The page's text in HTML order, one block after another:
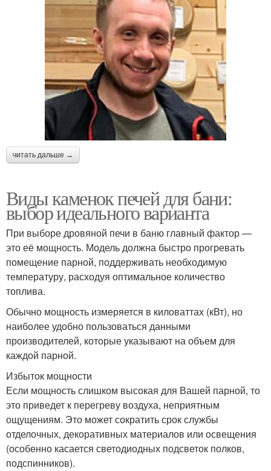
читать дальше →
Виды каменок печей для бани:
выбор идеального варианта
При выборе дровяной печи в баню главный фактор —
это её мощность. Модель должна быстро прогревать
помещение парной, поддерживать необходимую
температуру, расходуя оптимальное количество
топлива.
Обычно мощность измеряется в киловаттах (кВт), но
наиболее удобно пользоваться данными
производителей, которые указывают на объем для
каждой парной.
Избыток мощности
Если мощность слишком высокая для Вашей парной, то
это приведет к перегреву воздуха, неприятным
ощущениям. Это может сократить срок службы
отделочных, декоративных материалов или освещения
(особенно касается светодиодных подсветок полков,
подспинников).